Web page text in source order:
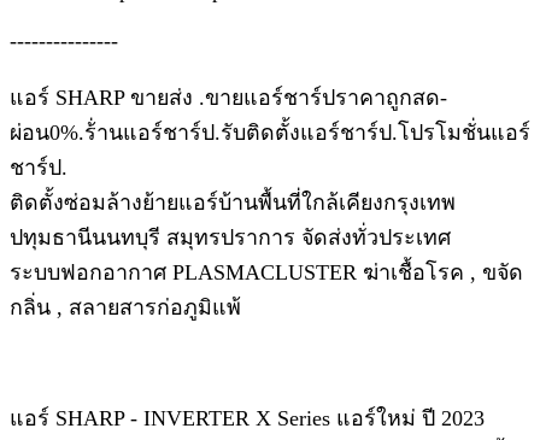
---------------
แอร์ SHARP ขายส่ง .ขายแอร์ชาร์ปราคาถูกสด-
ผ่อน0%.ร้่านแอร์ชาร์ป.รับติดตั้งแอร์ชาร์ป.โปรโมชั่นแอร์
ชาร์ป.
ติดตั้งซ่อมล้างย้ายแอร์บ้านพื้นที่ใกล้เคียงกรุงเทพ
ปทุมธานีนนทบุรี สมุทรปราการ จัดส่งทั่วประเทศ
ระบบฟอกอากาศ PLASMACLUSTER ฆ่าเชื้อโรค , ขจัด
กลิ่น , สลายสารก่อภูมิแพ้
แอร์ SHARP - INVERTER X Series แอร์ใหม่ ปี 2023